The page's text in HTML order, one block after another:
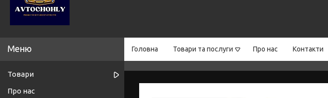
Головна Товари та послуги Про нас Контакти
Товари
Про нас